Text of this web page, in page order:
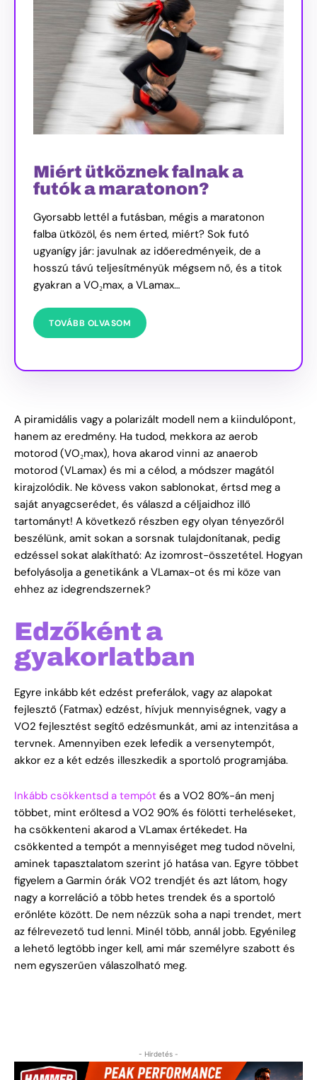
Miért ütköznek falnak a
futók a maratonon?
Gyorsabb lettél a futásban, mégis a maratonon
falba ütközöl, és nem érted, miért? Sok futó
ugyanígy jár: javulnak az időeredményeik, de a
hosszú távú teljesítményük mégsem nő, és a titok
gyakran a VO₂max, a VLamax…
TOVÁBB OLVASOM
A piramidális vagy a polarizált modell nem a kiindulópont,
hanem az eredmény. Ha tudod, mekkora az aerob
motorod (VO₂max), hova akarod vinni az anaerob
motorod (VLamax) és mi a célod, a módszer magától
kirajzolódik. Ne kövess vakon sablonokat, értsd meg a
saját anyagcserédet, és válaszd a céljaidhoz illő
tartományt! A következő részben egy olyan tényezőről
beszélünk, amit sokan a sorsnak tulajdonítanak, pedig
edzéssel sokat alakítható: Az izomrost-összetétel. Hogyan
befolyásolja a genetikánk a VLamax-ot és mi köze van
ehhez az idegrendszernek?
Edzőként a
gyakorlatban
Egyre inkább két edzést preferálok, vagy az alapokat
fejlesztő (Fatmax) edzést, hívjuk mennyiségnek, vagy a
VO2 fejlesztést segítő edzésmunkát, ami az intenzitása a
tervnek. Amennyiben ezek lefedik a versenytempót,
akkor ez a két edzés illeszkedik a sportoló programjába.
Inkább csökkentsd a tempót és a VO2 80%-án menj
többet, mint erőltesd a VO2 90% és fölötti terheléseket,
ha csökkenteni akarod a VLamax értékedet. Ha
csökkented a tempót a mennyiséget meg tudod növelni,
aminek tapasztalatom szerint jó hatása van. Egyre többet
figyelem a Garmin órák VO2 trendjét és azt látom, hogy
nagy a korreláció a több hetes trendek és a sportoló
erőnléte között. De nem nézzük soha a napi trendet, mert
az félrevezető tud lenni. Minél több, annál jobb. Egyénileg
a lehető legtöbb inger kell, ami már személyre szabott és
nem egyszerűen válaszolható meg.
- Hirdetés -